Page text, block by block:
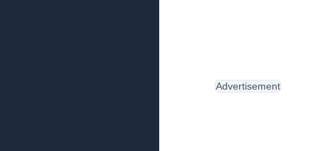
Advertisement